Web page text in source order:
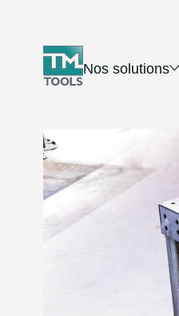
Nos solutions